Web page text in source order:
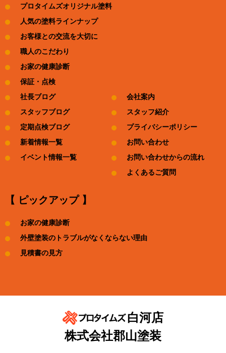
プロタイムズオリジナル塗料
人気の塗料ラインナップ
お客様との交流を大切に
職人のこだわり
お家の健康診断
保証・点検
社長ブログ
スタッフブログ
定期点検ブログ
新着情報一覧
イベント情報一覧
会社案内
スタッフ紹介
プライバシーポリシー
お問い合わせ
お問い合わせからの流れ
よくあるご質問
【 ピックアップ 】
お家の健康診断
外壁塗装のトラブルがなくならない理由
見積書の見方
白河店
株式会社郡山塗装